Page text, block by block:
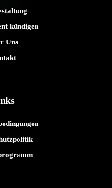
kündigen
Uns